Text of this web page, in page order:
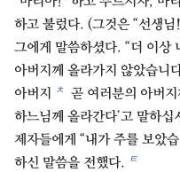
하고 불렀다. (그것은 “선생
그에게 말씀하셨다. “더 이상
아버지께 올라가지 않았습니
아버지
ㅊ 곧 여러분의 아버
하느님께 올라간다’고 말하십
제자들에게 “내가 주를 보았
하신 말씀을 전했다. ㅌ